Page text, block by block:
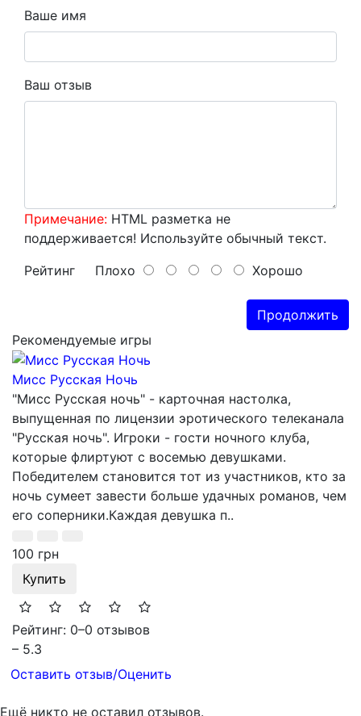
Ваше имя
Ваш отзыв
Примечание: HTML разметка не
поддерживается! Используйте обычный текст.
Рейтинг Плохо Хорошо
Продолжить
Рекомендуемые игры
Мисс Русская Ночь
"Мисс Русская ночь" - карточная настолка,
выпущенная по лицензии эротического телеканала
"Русская ночь". Игроки - гости ночного клуба,
которые флиртуют с восемью девушками.
Победителем становится тот из участников, кто за
ночь сумеет завести больше удачных романов, чем
его соперники.Каждая девушка п..
100 грн
Купить
Рейтинг: 0–0 отзывов
– 5.3
Оставить отзыв/Оценить
Ещё никто не оставил отзывов.